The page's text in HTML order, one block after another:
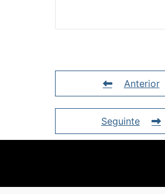
Anterior
Seguinte